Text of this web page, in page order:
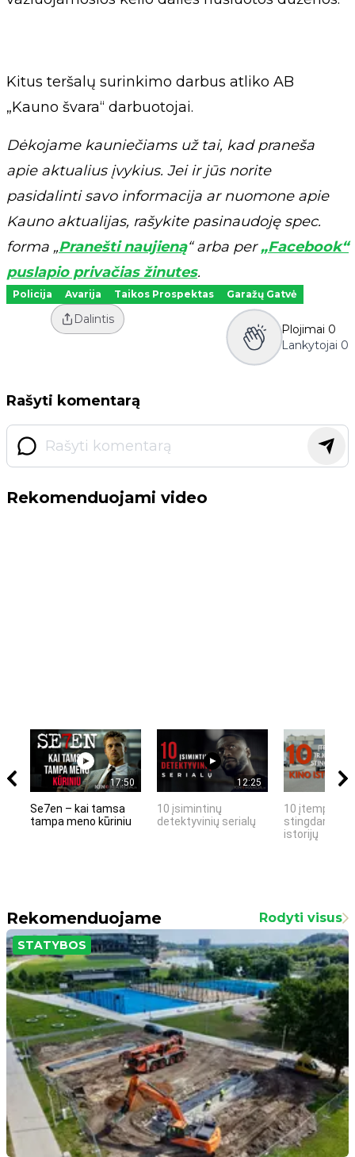
Kitus teršalų surinkimo darbus atliko AB
„Kauno švara“ darbuotojai.
Dėkojame kauniečiams už tai, kad praneša
apie aktualius įvykius. Jei ir jūs norite
pasidalinti savo informacija ar nuomone apie
Kauno aktualijas, rašykite pasinaudoję spec.
forma „Pranešti naujieną“ arba per„Facebook“
puslapio privačias žinutes.
Policija Avarija Taikos Prospektas Garažų Gatvė
Dalintis
Plojimai 0
Lankytojai 0
Rašyti komentarą
Rekomenduojami video
17:50
Se7en – kai tamsa
tampa meno kūriniu
12:25
10 įsimintinų
detektyvinių serialų
10 įtemptų,
stingdančių
istorijų
Rekomenduojame Rodyti visus
STATYBOS